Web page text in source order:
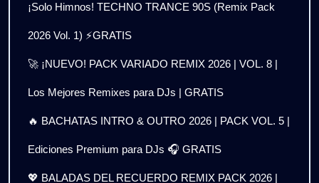
¡Solo Himnos! TECHNO TRANCE 90S (Remix Pack
2026 Vol. 1) ⚡GRATIS
🚀 ¡NUEVO! PACK VARIADO REMIX 2026 | VOL. 8 |
Los Mejores Remixes para DJs | GRATIS
🔥 BACHATAS INTRO & OUTRO 2026 | PACK VOL. 5 |
Ediciones Premium para DJs 🎧 GRATIS
💖 BALADAS DEL RECUERDO REMIX PACK 2026 |